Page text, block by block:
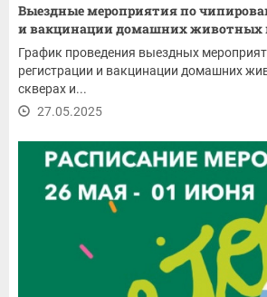
Выездные мероприятия по
и вакцинации домашних животных
График проведения выездных
регистрации и вакцинации домашних
скверах и...
27.05.2025